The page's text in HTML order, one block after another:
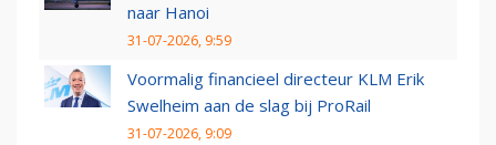
naar Hanoi
31-07-2026, 9:59
Voormalig financieel directeur KLM Erik
Swelheim aan de slag bij ProRail
31-07-2026, 9:09